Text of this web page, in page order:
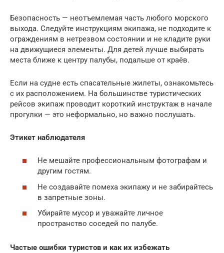
Безопасность — неотъемлемая часть любого морского
выхода. Следуйте инструкциям экипажа, не подходите к
ограждениям в нетрезвом состоянии и не кладите руки
на движущиеся элементы. Для детей лучше выбирать
места ближе к центру палубы, подальше от краёв.
Если на судне есть спасательные жилеты, ознакомьтесь
с их расположением. На большинстве туристических
рейсов экипаж проводит короткий инструктаж в начале
прогулки — это неформально, но важно послушать.
Этикет наблюдателя
Не мешайте профессиональным фотографам и
другим гостям.
Не создавайте помеха экипажу и не забирайтесь
в запретные зоны.
Убирайте мусор и уважайте личное
пространство соседей по палубе.
Частые ошибки туристов и как их избежать